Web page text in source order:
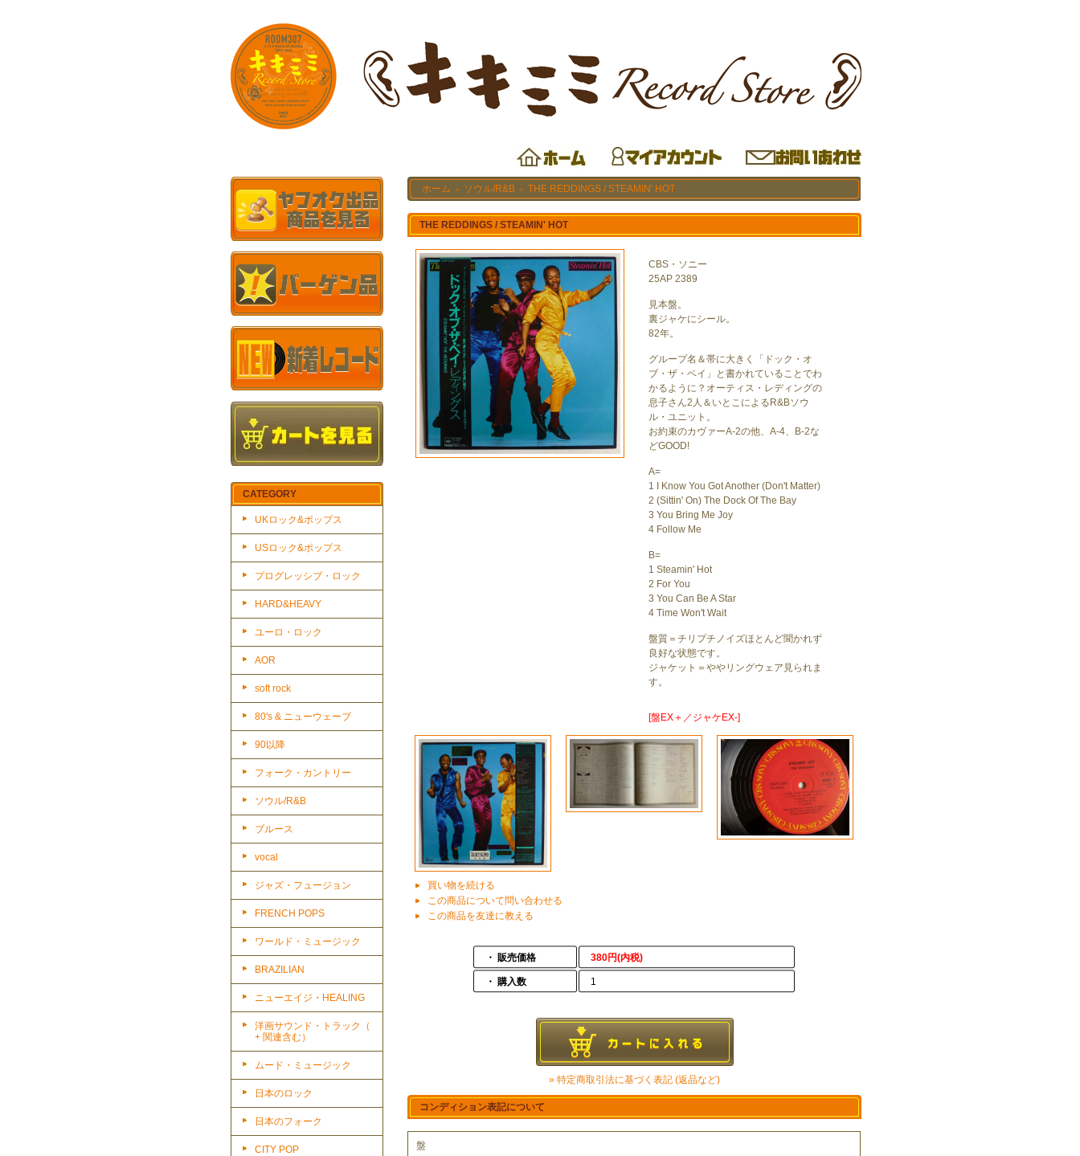
CATEGORY
UKロック&ポップス
USロック&ポップス
プログレッシブ・ロック
HARD&HEAVY
ユーロ・ロック
AOR
soft rock
80's & ニューウェーブ
90以降
フォーク・カントリー
ソウル/R&B
ブルース
vocal
ジャズ・フュージョン
FRENCH POPS
ワールド・ミュージック
BRAZILIAN
ニューエイジ・HEALING
洋画サウンド・トラック（
+ 関連含む）
ムード・ミュージック
日本のロック
日本のフォーク
CITY POP
ホーム ＞ ソウル/R&B ＞ THE REDDINGS / STEAMIN' HOT
THE REDDINGS / STEAMIN' HOT
CBS・ソニー
25AP 2389
見本盤。
裏ジャケにシール。
82年。
グループ名＆帯に大きく「ドック・オ
ブ・ザ・ベイ」と書かれていることでわ
かるように？オーティス・レディングの
息子さん2人＆いとこによるR&Bソウ
ル・ユニット。
お約束のカヴァーA-2の他、A-4、B-2な
どGOOD!
A=
1 I Know You Got Another (Don't Matter)
2 (Sittin' On) The Dock Of The Bay
3 You Bring Me Joy
4 Follow Me
B=
1 Steamin' Hot
2 For You
3 You Can Be A Star
4 Time Won't Wait
盤質＝チリプチノイズほとんど聞かれず
良好な状態です。
ジャケット＝ややリングウェア見られま
す。
[盤EX＋／ジャケEX-]
買い物を続ける
この商品について問い合わせる
この商品を友達に教える
・ 販売価格 380円(内税)
・ 購入数 1
» 特定商取引法に基づく表記 (返品など)
コンディション表記について
盤